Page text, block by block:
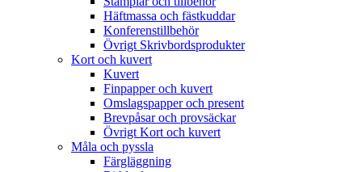
Häftmassa och fästkuddar
Konferenstillbehör
Övrigt Skrivbordsprodukter
Kort och kuvert
Kuvert
Finpapper och kuvert
Omslagspapper och present
Brevpåsar och provsäckar
Övrigt Kort och kuvert
Måla och pyssla
Färgläggning